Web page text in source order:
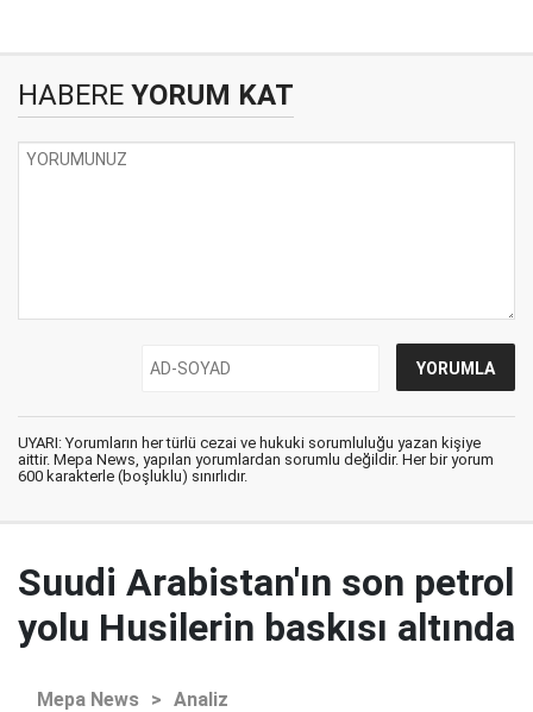
HABERE YORUM KAT
UYARI: Yorumların her türlü cezai ve hukuki sorumluluğu yazan kişiye
aittir. Mepa News, yapılan yorumlardan sorumlu değildir. Her bir yorum
600 karakterle (boşluklu) sınırlıdır.
Suudi Arabistan'ın son petrol
yolu Husilerin baskısı altında
Mepa News > Analiz